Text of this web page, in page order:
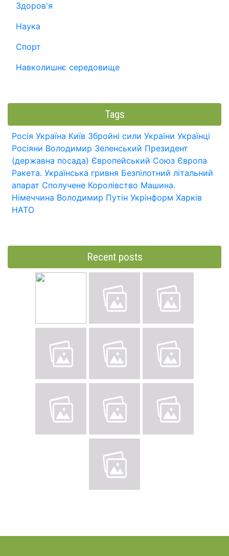
Здоров'я
Наука
Спорт
Навколишнє середовище
Tags
Росія Україна Київ Збройні сили України Українці
Росіяни Володимир Зеленський Президент
(державна посада) Європейський Союз Європа
Ракета. Українська гривня Безпілотний літальний
апарат Сполучене Королівство Машина.
Німеччина Володимир Путін Укрінформ Харків
НАТО
Recent posts